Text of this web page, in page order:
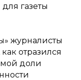
газеты
журналисты
отразился
доли